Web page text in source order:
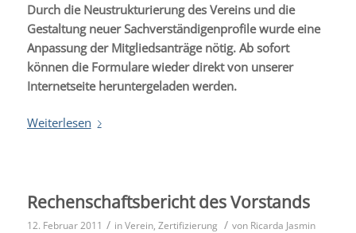
Durch die Neustrukturierung des Vereins und die
Gestaltung neuer Sachverständigenprofile wurde eine
Anpassung der Mitgliedsanträge nötig. Ab sofort
können die Formulare wieder direkt von unserer
Internetseite heruntergeladen werden.
Weiterlesen
Rechenschaftsbericht des Vorstands
12. Februar 2011 / inVerein, Zertifizierung / von Ricarda Jasmin